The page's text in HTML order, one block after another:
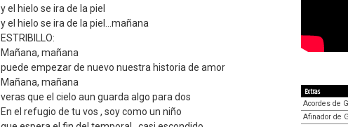
y el hielo se ira de la piel
y el hielo se ira de la piel...mañana
ESTRIBILLO:
Mañana, mañana
puede empezar de nuevo nuestra historia de amor
Mañana, mañana
veras que el cielo aun guarda algo para dos
En el refugio de tu vos , soy como un niño
Extras
Acordes de
Afinador de